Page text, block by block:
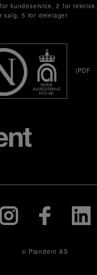
kundeservice, 2 for teknisk,
salg, 5 for delelager
(PDF
© Plandent AS